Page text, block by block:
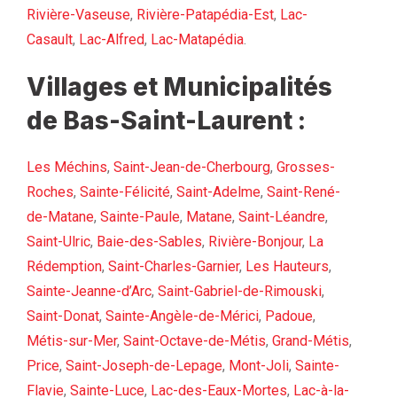
Rivière-Vaseuse, Rivière-Patapédia-Est, Lac-
Casault, Lac-Alfred, Lac-Matapédia.
Villages et Municipalités
de Bas-Saint-Laurent :
Les Méchins, Saint-Jean-de-Cherbourg, Grosses-
Roches, Sainte-Félicité, Saint-Adelme, Saint-René-
de-Matane, Sainte-Paule, Matane, Saint-Léandre,
Saint-Ulric, Baie-des-Sables, Rivière-Bonjour, La
Rédemption, Saint-Charles-Garnier, Les Hauteurs,
Sainte-Jeanne-d’Arc, Saint-Gabriel-de-Rimouski,
Saint-Donat, Sainte-Angèle-de-Mérici, Padoue,
Métis-sur-Mer, Saint-Octave-de-Métis, Grand-Métis,
Price, Saint-Joseph-de-Lepage, Mont-Joli, Sainte-
Flavie, Sainte-Luce, Lac-des-Eaux-Mortes, Lac-à-la-